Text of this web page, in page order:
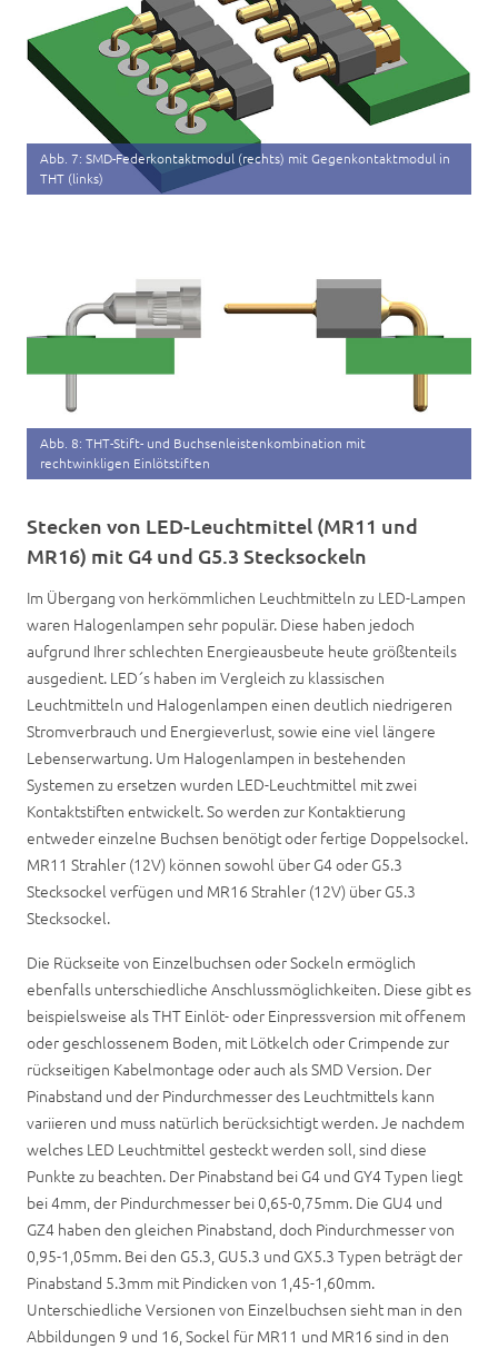
Abb. 7: SMD-Federkontaktmodul (rechts) mit Gegenkontaktmodul in
THT (links)
Abb. 8: THT-Stift- und Buchsenleistenkombination mit
rechtwinkligen Einlötstiften
Stecken von LED-Leuchtmittel (MR11 und
MR16) mit G4 und G5.3 Stecksockeln
Im Übergang von herkömmlichen Leuchtmitteln zu LED-Lampen
waren Halogenlampen sehr populär. Diese haben jedoch
aufgrund Ihrer schlechten Energieausbeute heute größtenteils
ausgedient. LED´s haben im Vergleich zu klassischen
Leuchtmitteln und Halogenlampen einen deutlich niedrigeren
Stromverbrauch und Energieverlust, sowie eine viel längere
Lebenserwartung. Um Halogenlampen in bestehenden
Systemen zu ersetzen wurden LED-Leuchtmittel mit zwei
Kontaktstiften entwickelt. So werden zur Kontaktierung
entweder einzelne Buchsen benötigt oder fertige Doppelsockel.
MR11 Strahler (12V) können sowohl über G4 oder G5.3
Stecksockel verfügen und MR16 Strahler (12V) über G5.3
Stecksockel.
Die Rückseite von Einzelbuchsen oder Sockeln ermöglich
ebenfalls unterschiedliche Anschlussmöglichkeiten. Diese gibt es
beispielsweise als THT Einlöt- oder Einpressversion mit offenem
oder geschlossenem Boden, mit Lötkelch oder Crimpende zur
rückseitigen Kabelmontage oder auch als SMD Version. Der
Pinabstand und der Pindurchmesser des Leuchtmittels kann
variieren und muss natürlich berücksichtigt werden. Je nachdem
welches LED Leuchtmittel gesteckt werden soll, sind diese
Punkte zu beachten. Der Pinabstand bei G4 und GY4 Typen liegt
bei 4mm, der Pindurchmesser bei 0,65-0,75mm. Die GU4 und
GZ4 haben den gleichen Pinabstand, doch Pindurchmesser von
0,95-1,05mm. Bei den G5.3, GU5.3 und GX5.3 Typen beträgt der
Pinabstand 5.3mm mit Pindicken von 1,45-1,60mm.
Unterschiedliche Versionen von Einzelbuchsen sieht man in den
Abbildungen 9 und 16, Sockel für MR11 und MR16 sind in den